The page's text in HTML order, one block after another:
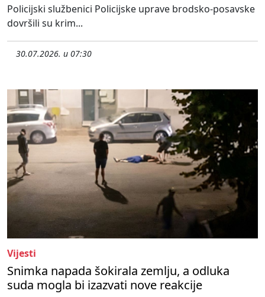
Policijski službenici Policijske uprave brodsko-posavske
dovršili su krim...
30.07.2026. u 07:30
Vijesti
Snimka napada šokirala zemlju, a odluka
suda mogla bi izazvati nove reakcije